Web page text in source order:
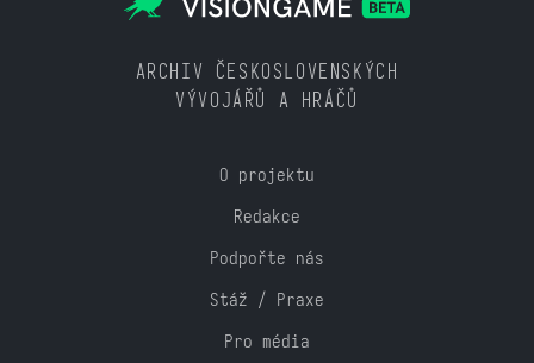
ARCHIV ČESKOSLOVENSKÝCH
VÝVOJÁŘŮ A HRÁČŮ
O projektu
Redakce
Podpořte nás
Stáž / Praxe
Pro média